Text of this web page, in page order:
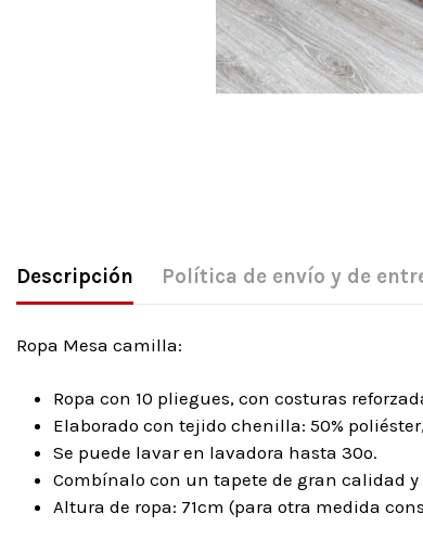
Descripción Política de envío y de
Ropa Mesa camilla:
Ropa con 10 pliegues, con costuras
Elaborado con tejido chenilla: 50%
Se puede lavar en lavadora hasta 30º.
Combínalo con un tapete de gran calidad
Altura de ropa: 71cm (para otra medida